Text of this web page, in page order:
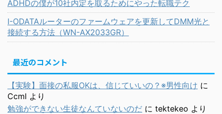
ADHDの僕が10社内定を取るためにやった転職テク
I-ODATAルーターのファームウェアを更新してDMM光と
接続する方法（WN-AX2033GR）
最近のコメント
【実験】面接の私服OKは、信じていいの？※男性向け に
Ccml より
勉強ができない生徒なんていないのだ に tektekeo より